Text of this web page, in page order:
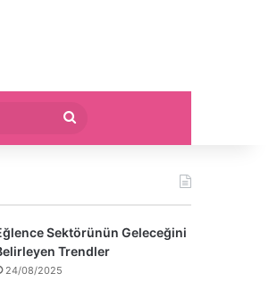
yap
Sektörünün Geleceğini
Trendler
24/08/2025